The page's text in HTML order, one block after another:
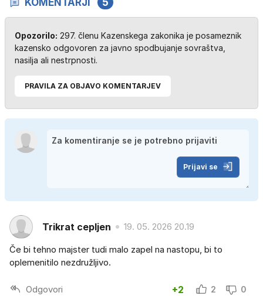
KOMENTARJI 5
Opozorilo: 297. členu Kazenskega zakonika je posameznik
kazensko odgovoren za javno spodbujanje sovraštva,
nasilja ali nestrpnosti.
PRAVILA ZA OBJAVO KOMENTARJEV
Prijavi se
Trikrat cepljen 19. 05. 2026 20.19
Če bi tehno majster tudi malo zapel na nastopu, bi to
oplemenitilo nezdružljivo.
Odgovori +2 2 0